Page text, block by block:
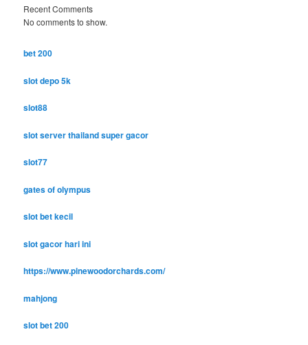
Recent Comments
No comments to show.
bet 200
slot depo 5k
slot88
slot server thailand super gacor
slot77
gates of olympus
slot bet kecil
slot gacor hari ini
https://www.pinewoodorchards.com/
mahjong
slot bet 200